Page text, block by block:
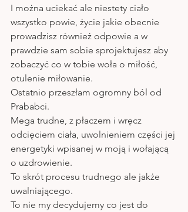
I można uciekać ale niestety ciało
wszystko powie, życie jakie obecnie
prowadzisz również odpowie a w
prawdzie sam sobie sprojektujesz aby
zobaczyć co w tobie woła o miłość,
otulenie miłowanie.
Ostatnio przeszłam ogromny ból od
Prababci.
Mega trudne, z płaczem i wręcz
odcięciem ciała, uwolnieniem części jej
energetyki wpisanej w moją i wołającą
o uzdrowienie.
To skrót procesu trudnego ale jakże
uwalniającego.
To nie my decydujemy co jest do